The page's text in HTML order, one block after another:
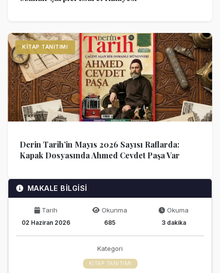
KITAP TANITIMI
Derin Tarih’in Mayıs 2026 Sayısı Raflarda:
Kapak Dosyasında Ahmed Cevdet Paşa Var
MAKALE BİLGİSİ
Tarih
02 Haziran 2026
Okunma
685
Okuma
3 dakika
Kategori
KITAP TANITIMI